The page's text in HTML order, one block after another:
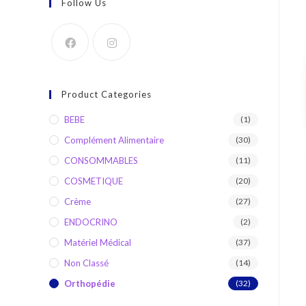
Follow Us
Product Categories
BEBE (1)
Complément Alimentaire (30)
CONSOMMABLES (11)
COSMETIQUE (20)
Crème (27)
ENDOCRINO (2)
Matériel Médical (37)
Non Classé (14)
Orthopédie (32)